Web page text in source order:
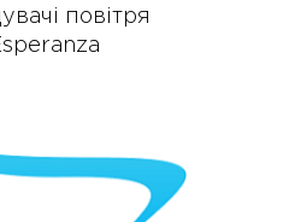
повітря